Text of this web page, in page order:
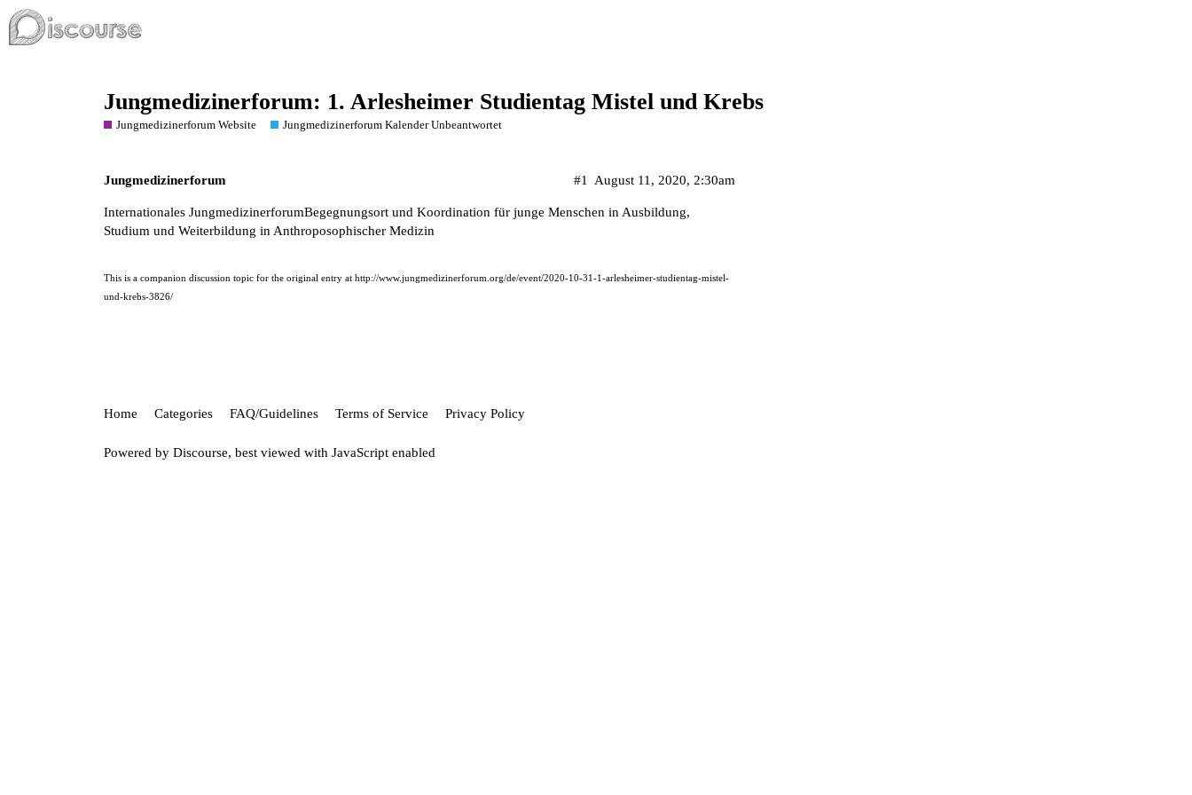
Jungmedizinerforum: 1. Arlesheimer Studientag Mistel und Krebs
Jungmedizinerforum Website Jungmedizinerforum Kalender Unbeantwortet
Jungmedizinerforum August 11, 2020, 2:30am
#1
Internationales JungmedizinerforumBegegnungsort und Koordination für junge Menschen in Ausbildung,
Studium und Weiterbildung in Anthroposophischer Medizin
This is a companion discussion topic for the original entry at http://www.jungmedizinerforum.org/de/event/2020-10-31-1-arlesheimer-studientag-mistel-
und-krebs-3826/
Home Categories FAQ/Guidelines Terms of Service Privacy Policy
Powered by Discourse, best viewed with JavaScript enabled